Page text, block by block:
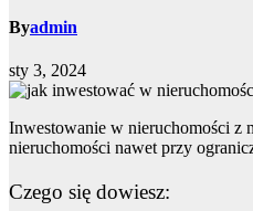
Byadmin
sty 3, 2024
Inwestowanie w nieruchomości z
nieruchomości nawet przy
Czego się dowiesz: